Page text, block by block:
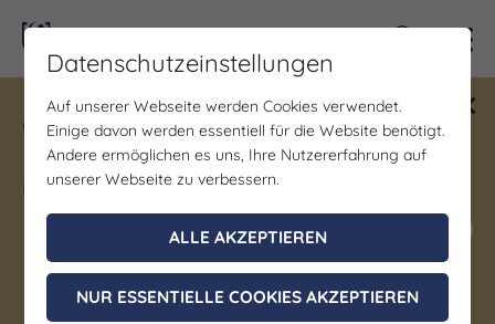
Gewinne ein Blind Date mit Saale-
Unstrut! Teilnahme vom 1.7. - 18.12.
möglich.
Jetzt mitmachen
Datenschutzeinstellungen
Auf unserer Webseite werden Cookies verwendet.
Einige davon werden essentiell für die Website benötigt.
Andere ermöglichen es uns, Ihre Nutzererfahrung auf
unserer Webseite zu verbessern.
ALLE AKZEPTIEREN
NUR ESSENTIELLE COOKIES AKZEPTIEREN